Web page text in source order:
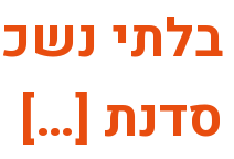
בלתי
סדנת […]